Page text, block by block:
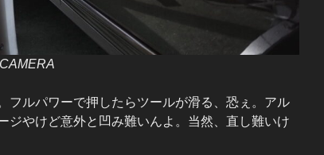
フルパワーで押したらツールが滑る、恐ぇ。アル
ジやけど意外と凹み難いんよ。当然、直し難いけ